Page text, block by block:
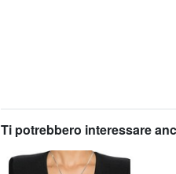
Ti potrebbero interessare